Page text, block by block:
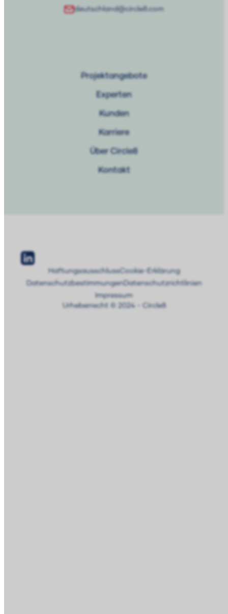
deutschland@circle8.com
Projektangebote
Experten
Kunden
Karriere
Über Circle8
Kontakt
HaftungsausschlussCookie-Erklärung
Datenschutzbestimmungen Datenschutzrichtlinien
Impressum
Urheberrecht © 2024 - Circle8